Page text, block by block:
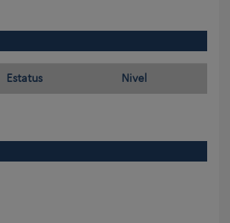
Estatus Nivel